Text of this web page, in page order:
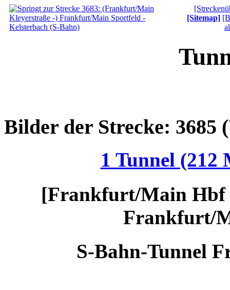
[Sitemap]
Bilder der Strecke: 3685
1 Tunnel (212
[Frankfurt/Main Hbf
Frankfurt/
S-Bahn-Tunnel